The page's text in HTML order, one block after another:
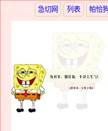
急切网 列表 帕恰